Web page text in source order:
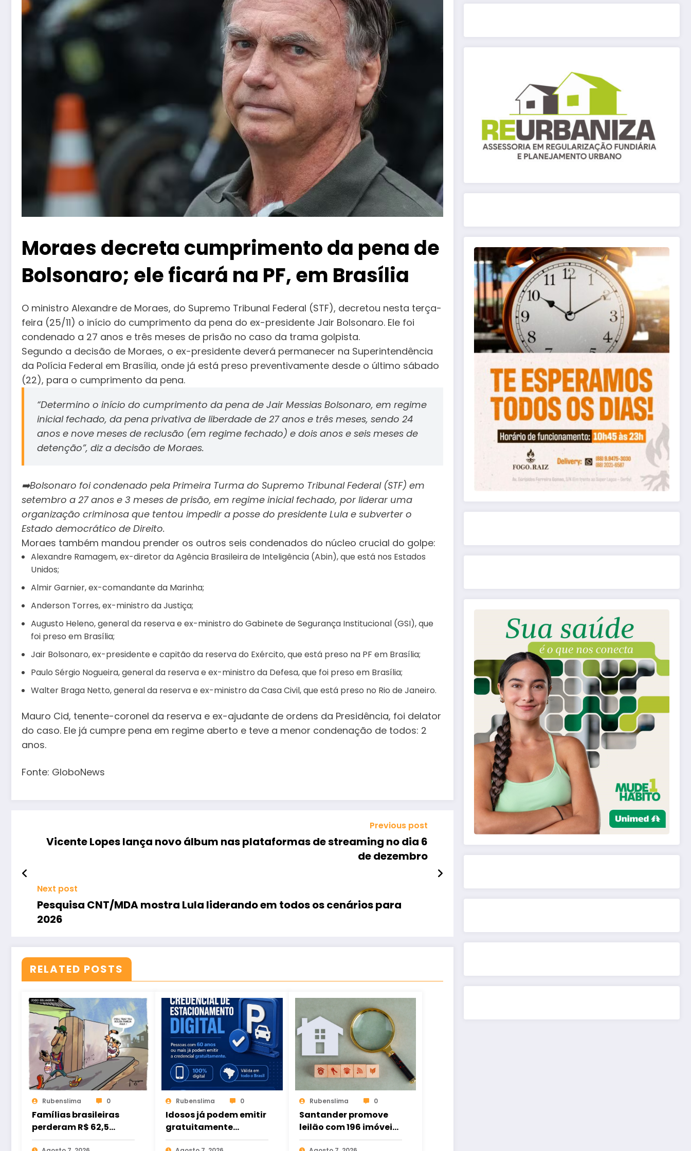
Moraes decreta cumprimento da pena de
Bolsonaro; ele ficará na PF, em Brasília
O ministro Alexandre de Moraes, do Supremo Tribunal Federal (STF), decretou nesta terça-
feira (25/11) o início do cumprimento da pena do ex-presidente Jair Bolsonaro. Ele foi
condenado a 27 anos e três meses de prisão no caso da trama golpista.
Segundo a decisão de Moraes, o ex-presidente deverá permanecer na Superintendência
da Polícia Federal em Brasília, onde já está preso preventivamente desde o último sábado
(22), para o cumprimento da pena.
“Determino o início do cumprimento da pena de Jair Messias Bolsonaro, em regime
inicial fechado, da pena privativa de liberdade de 27 anos e três meses, sendo 24
anos e nove meses de reclusão (em regime fechado) e dois anos e seis meses de
detenção”, diz a decisão de Moraes.
➡️Bolsonaro foi condenado pela Primeira Turma do Supremo Tribunal Federal (STF) em
setembro a 27 anos e 3 meses de prisão, em regime inicial fechado, por liderar uma
organização criminosa que tentou impedir a posse do presidente Lula e subverter o
Estado democrático de Direito.
Moraes também mandou prender os outros seis condenados do núcleo crucial do golpe:
Alexandre Ramagem, ex-diretor da Agência Brasileira de Inteligência (Abin), que está nos Estados
Unidos;
Almir Garnier, ex-comandante da Marinha;
Anderson Torres, ex-ministro da Justiça;
Augusto Heleno, general da reserva e ex-ministro do Gabinete de Segurança Institucional (GSI), que
foi preso em Brasília;
Jair Bolsonaro, ex-presidente e capitão da reserva do Exército, que está preso na PF em Brasília;
Paulo Sérgio Nogueira, general da reserva e ex-ministro da Defesa, que foi preso em Brasília;
Walter Braga Netto, general da reserva e ex-ministro da Casa Civil, que está preso no Rio de Janeiro.
Mauro Cid, tenente-coronel da reserva e ex-ajudante de ordens da Presidência, foi delator
do caso. Ele já cumpre pena em regime aberto e teve a menor condenação de todos: 2
anos.
Fonte: GloboNews
Previous post
Vicente Lopes lança novo álbum nas plataformas de streaming no dia 6
de dezembro
Next post
Pesquisa CNT/MDA mostra Lula liderando em todos os cenários para
2026
RELATED POSTS
Rubenslima 0
Famílias brasileiras
perderam R$ 62,5
bilhões para bets em
Rubenslima 0
Idosos já podem emitir
gratuitamente
credencial digital de
Rubenslima 0
Santander promove
leilão com 196 imóveis;
há ofertas no Ceará